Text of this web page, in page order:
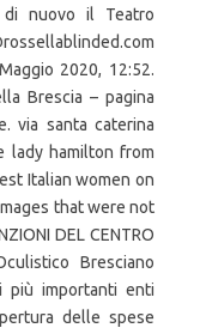
nuovo il Teatro
2020, 12:52.
Brescia – pagina
via santa caterina
lady hamilton from
Italian women on
that were not
DEL CENTRO
Bresciano
più importanti enti
delle spese